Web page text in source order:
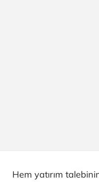
Hem yatırım